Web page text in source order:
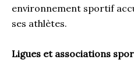
environnement sportif
ses athlètes.
Ligues et associations